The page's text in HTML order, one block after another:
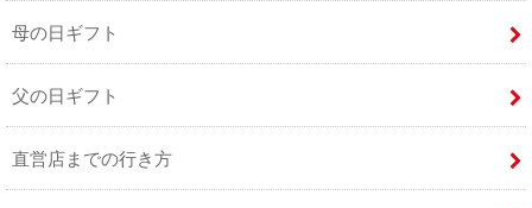
母の日ギフト
父の日ギフト
直営店までの行き方